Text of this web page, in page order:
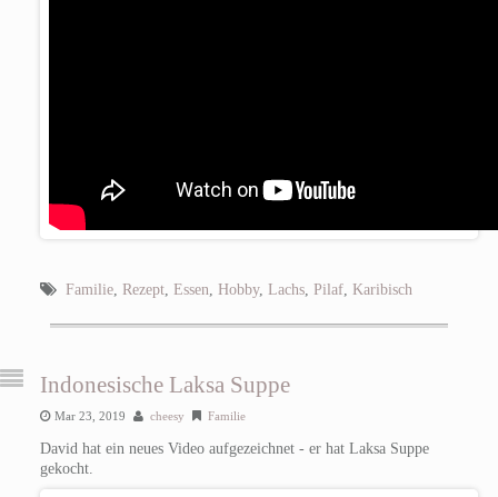
Familie, Rezept, Essen Hobby, Lachs, Pilaf, Karibisch
Indonesische Laksa Suppe
Mar 23, 2019 cheesy Familie
David hat ein neues Video aufgezeichnet - er hat Laksa Suppe
gekocht.